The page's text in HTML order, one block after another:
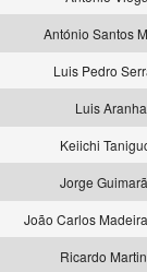
António Santos
Luis Pedro
Luis Aranha
Keiichi
Jorge
João Carlos
Ricardo